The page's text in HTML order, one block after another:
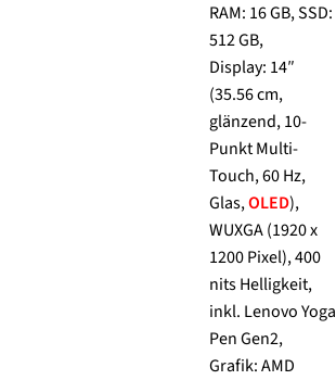
Widerrufsbelehrung und Widerrufsfomular
RAM: 16 GB, SSD:
512 GB,
Display: 14″
(35.56 cm,
glänzend, 10-
Punkt Multi-
Touch, 60 Hz,
Glas,OLED),
WUXGA (1920 x
1200 Pixel), 400
nits Helligkeit,
inkl. Lenovo Yoga
Pen Gen2,
Grafik: AMD